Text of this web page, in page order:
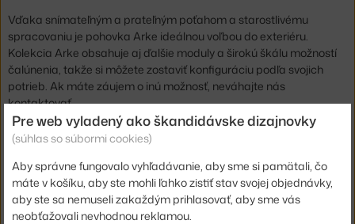
Vďaka snímateľným a prateľným poťahom a starostlivému
spracovaniu je pohovka Arke ideálnou voľbou do exteriéru.
Kolekcia Arke obsahuje aj ďalšie moduly a širokú škálu možností
čalúnenia, takže si môžete zostaviť konfiguráciu podľa svojich
potrieb. Ak máte záujem o inú možnosť, neváhajte nás
kontaktovať.
Výška:
71,5 cm
Výška sedadla: 43 cm
Hĺbka:
180 cm
Šírka:
270 cm
Pre web vyladený ako škandidávske dizajnovky
(súhlas so súbormi cookies)
Aby správne fungovalo vyhľadávanie, aby sme si pamätali, čo
máte v košíku, aby ste mohli ľahko zistiť stav svojej objednávky,
aby ste sa nemuseli zakaždým prihlasovať, aby sme vás
neobťažovali nevhodnou reklamou.